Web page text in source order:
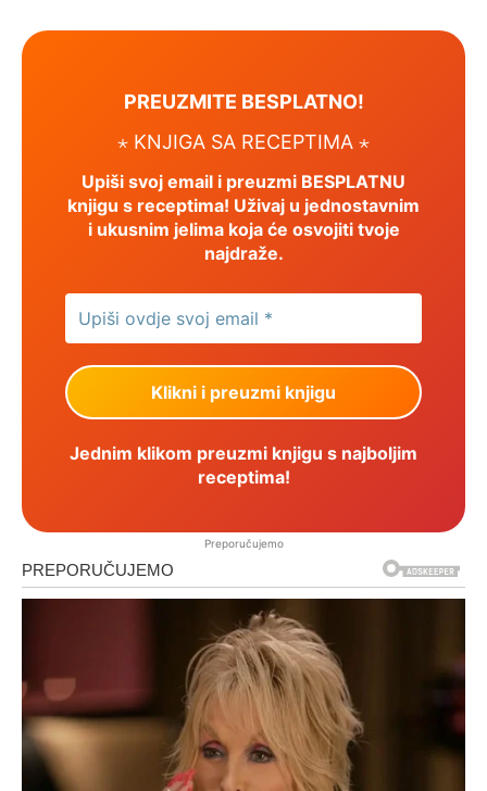
PREUZMITE BESPLATNO!
⋆ KNJIGA SA RECEPTIMA ⋆
Upiši svoj email i preuzmi BESPLATNU
knjigu s receptima! Uživaj u jednostavnim
i ukusnim jelima koja će osvojiti tvoje
najdraže.
Jednim klikom preuzmi knjigu s najboljim
receptima!
Preporučujemo